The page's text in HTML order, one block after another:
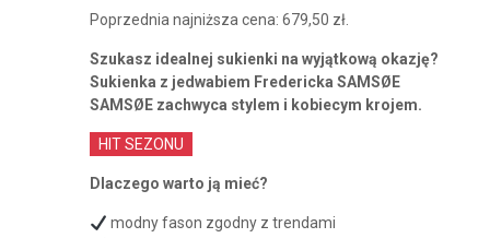
cena
1359,00 zł.
cena
679,50 zł.
Poprzednia najniższa cena: 679,50 zł.
Szukasz idealnej sukienki na wyjątkową okazję?
Sukienka z jedwabiem Fredericka SAMSØE
SAMSØE zachwyca stylem i kobiecym krojem.
HIT SEZONU
Dlaczego warto ją mieć?
modny fason zgodny z trendami